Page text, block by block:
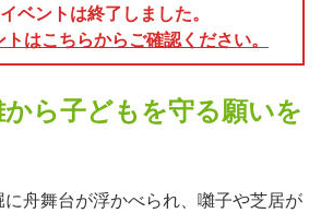
ベントは終了しました。
はこちらからご確認ください。
ら子どもを守る願いを
舟舞台が浮かべられ、囃子や芝居が